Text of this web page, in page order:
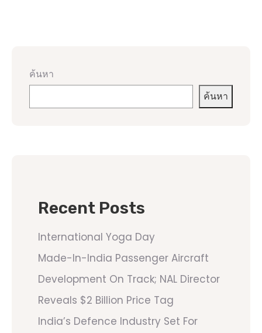
ค้นหา
ค้นหา
Recent Posts
International Yoga Day
Made-In-India Passenger Aircraft
Development On Track; NAL Director
Reveals $2 Billion Price Tag
India’s Defence Industry Set For